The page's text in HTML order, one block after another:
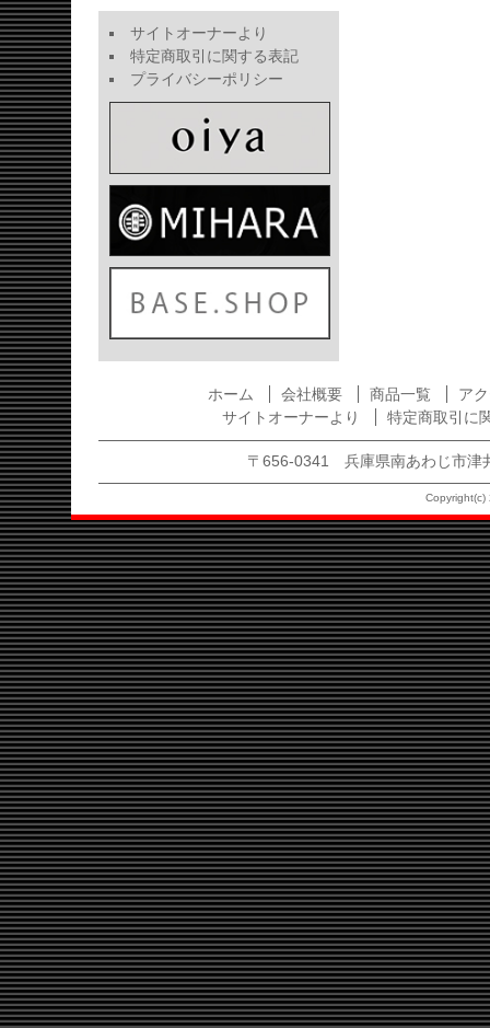
サイトオーナーより
特定商取引に関する表記
プライバシーポリシー
ホーム 会社概要 商品一覧
ア
サイトオーナーより
特定商取引に
〒656-0341 兵庫県南あわじ市
Copyright(c)